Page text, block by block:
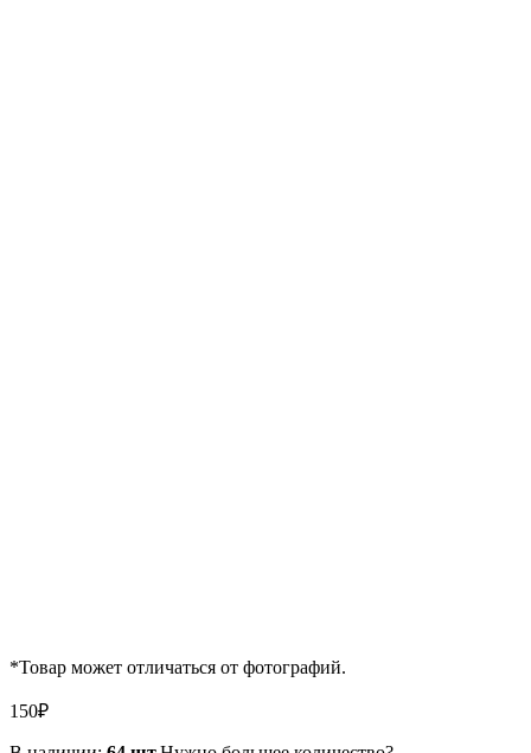
*Товар может отличаться от фотографий.
150₽